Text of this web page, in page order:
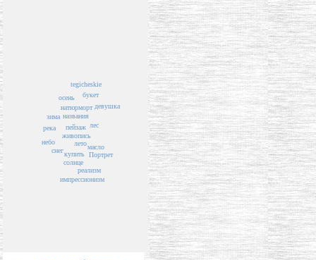
пейзаж
названия
живопись
лето
натюрморт
купить
солнце
лес
зима
осень букет
масло
река
снег
tegicheskie
реализм
небо
импрессионизм
Портрет
девушка